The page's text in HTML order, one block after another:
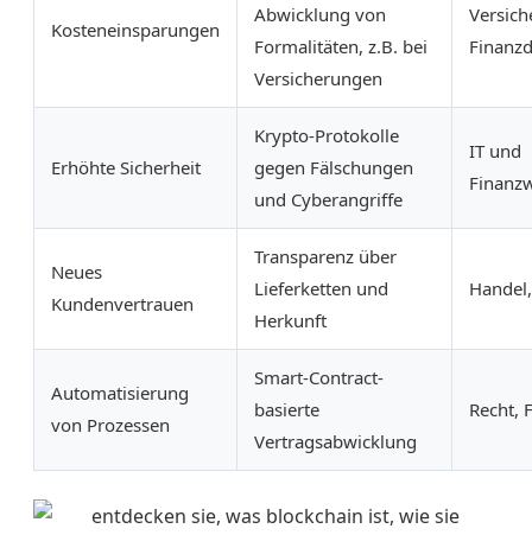
Kosteneinsparungen
Abwicklung von
Formalitäten, z.B. bei
Versicherungen
Erhöhte Sicherheit
Krypto-Protokolle
gegen Fälschungen
und Cyberangriffe
IT und
Neues
Kundenvertrauen
Transparenz über
Lieferketten und
Herkunft
Automatisierung
von Prozessen
Smart-Contract-
basierte
Vertragsabwicklung
Recht,